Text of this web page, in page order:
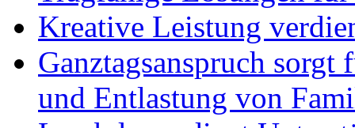
Kreative Leistung
Ganztagsanspruch
und Entlastung von